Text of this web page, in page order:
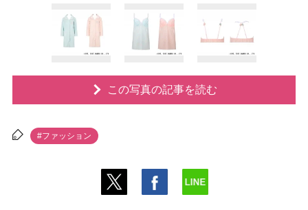
この写真の記事を読む
#ファッション